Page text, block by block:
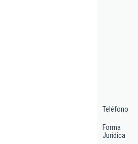
Teléfono
Forma
Jurídica